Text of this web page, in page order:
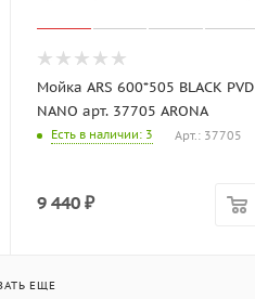
Мойка ARS 600*505 BLACK PVD
NANO арт. 37705 ARONA
Есть в наличии: 3 Арт.: 37705
9 440 ₽
ЕЩЕ